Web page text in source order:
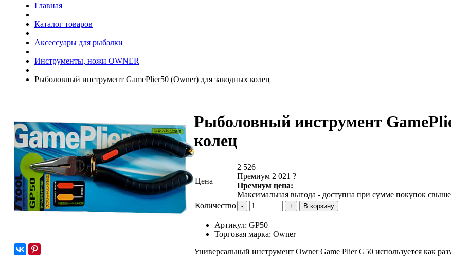
Главная
Каталог товаров
Аксессуары для рыбалки
Инструменты, ножи OWNER
Рыболовный инструмент GamePlier50 (Owner) для заводных колец
Рыболовный инструмент
колец
Цена
2 526
Премиум 2 021 ?
Премиум цена:
Максимальная выгода - доступна при сумме покупок
Количество
Артикул: GP50
Торговая марка: Owner
Универсальный инструмент Owner Game Plier G50 используется как